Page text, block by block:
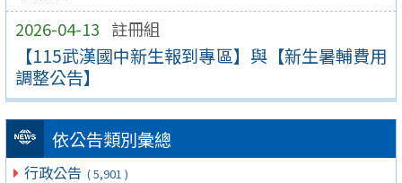
2026-04-13 註冊組
【115武漢國中新生報到專區】與【新生暑輔費用
調整公告】
依公告類別彙總
行政公告 ( 5,901 )